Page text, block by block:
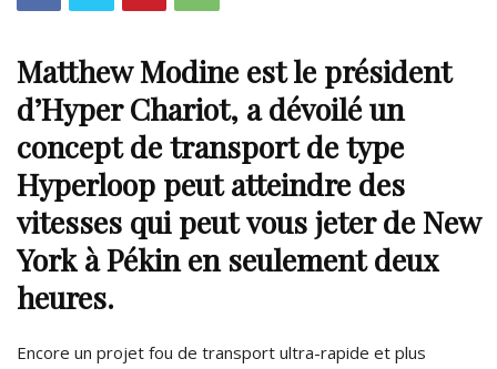
Matthew Modine est le président
d’Hyper Chariot, a dévoilé un
concept de transport de type
Hyperloop peut atteindre des
vitesses qui peutvous jeter de New
York à Pékin en seulement deux
heures.
Encore un projet fou de transport ultra-rapide et plus